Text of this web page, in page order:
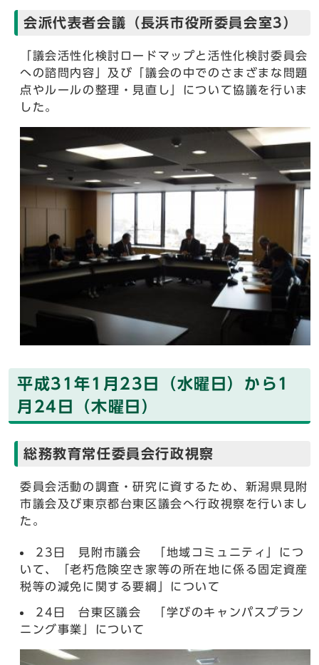
会派代表者会議（長浜市役所委員会室3）
「議会活性化検討ロードマップと活性化検討委員会
への諮問内容」及び「議会の中でのさまざまな問題
点やルールの整理・見直し」について協議を行いま
した。
平成31年1月23日（水曜日）から1
月24日（木曜日）
総務教育常任委員会行政視察
委員会活動の調査・研究に資するため、新潟県見附
市議会及び東京都台東区議会へ行政視察を行いまし
た。
23日 見附市議会 「地域コミュニティ」につ
いて、「老朽危険空き家等の所在地に係る固定資産
税等の減免に関する要綱」について
24日 台東区議会 「学びのキャンパスプラン
ニング事業」について